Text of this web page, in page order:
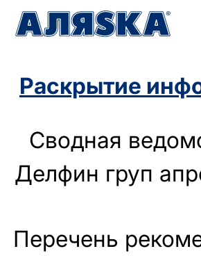
Раскрытие
Сводная
Делфин груп
Перечень